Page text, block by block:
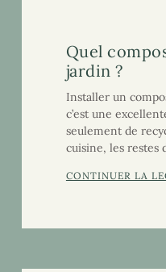
Quel
jardin ?
Installer un
c’est une
seulement de
cuisine, les restes
CONTINUER LA